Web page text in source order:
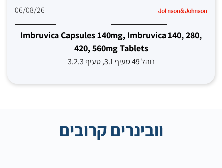
06/08/26
Imbruvica Capsules 140mg, Imbruvica 140, 280,
420, 560mg Tablets
נוהל 49 סעיף 3.1, סעיף 3.2.3
וובינרים קרובים